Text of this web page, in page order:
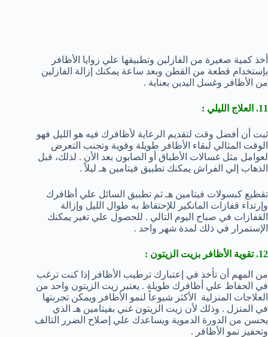
أخذ كمية صغيرة من الفازلين وتطبيقها علي زوايا الأظافر
بإستخدام قطعة من القطن وبعد ساعة يمكنك إزالة الفازلين
من الأظافر وغسل اليدين بعناية .
11. العلاج الليلي :
ثبت أن أفضل وقت لتقديم الرعاية لأظافرك فيه هو الليل فهو
الوقت المثالي لبقاء الأظافر طويلة وقوية وتجنب التعرض
لعوامل مثل غسالات الأطباق أو الصابون بعد الأن . لذلك، قبل
الذهاب إلي الفراش يمكنك تطبيق فيتامين هـ ليلاً .
تقطيع كبسولات فيتامين هـ ثم تطبيق السائل علي أظافرك
وإرتداء قفازات المانكير للإحتفاظ به طوال الليل وإزالة
القفازات في صباح اليوم التالي . للحصول علي تغير يمكنك
الإستمرار في ذلك لمدة شهر واحد .
12. تقوية الأظافر بزيت الزيتون :
من المهم أن تأخذ في إعتبارك ترطيب الأظافر إذا كنت ترغب
في الحفاظ علي أظافرك طويلة . يعتبر زيت الزيتون واحد من
العلاجات المنزلية الأكثر شيوعاً لنمو الأظافر ويمكن تجربتها
في المنزل . وذلك لأن زيت الزيتون غني بفيتامين هـ الذي
يحسن من الدورة الدموية ويساعدك علي إصلاح الضرر التالف
وتحفيز نمو الأظافر .